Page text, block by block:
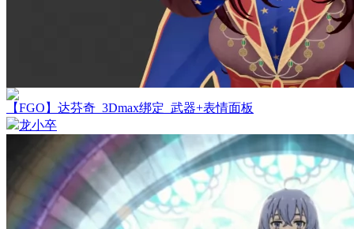
【FGO】达芬奇_3Dmax绑定_武器+表情面板
龙小卒